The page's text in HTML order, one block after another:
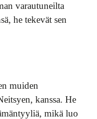
varautuneilta
he tekevät sen
muiden
kanssa. He
mikä luo